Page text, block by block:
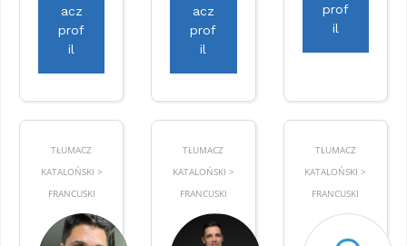
acz
prof
il
acz
prof
il
prof
il
TŁUMACZ
KATALOŃSKI >
FRANCUSKI
TŁUMACZ
KATALOŃSKI >
FRANCUSKI
TŁUMACZ
KATALOŃSKI >
FRANCUSKI